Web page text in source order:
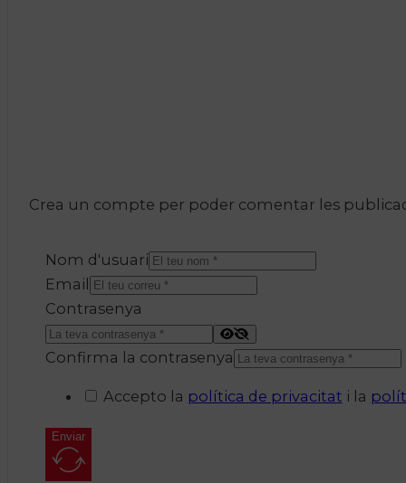
Crea un compte per poder comentar les
Nom d'usuari
Email
Contrasenya
Confirma la contrasenya
Accepto la política de privacitat i la
Enviar